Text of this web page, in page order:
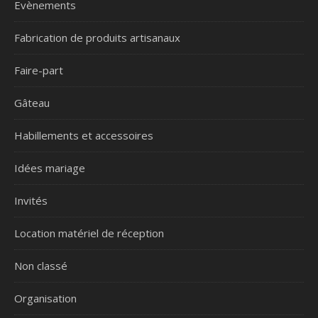
Evènements
Fabrication de produits artisanaux
Faire-part
Gâteau
Habillements et accessoires
Idées mariage
Invités
Location matériel de réception
Non classé
Organisation